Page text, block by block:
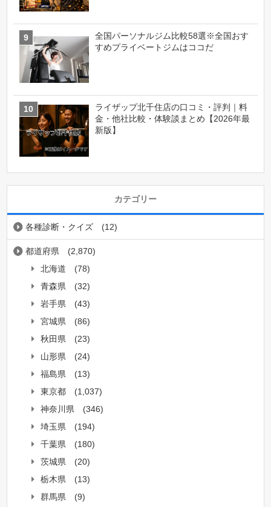
全国パーソナルジム比較58選※全国おす
すめプライベートジムはココだ
ライザップ北千住店の口コミ・評判｜料
金・他社比較・体験談まとめ【2026年最
新版】
カテゴリー
各種診断・クイズ (12)
都道府県
(2,870)
北海道
(78)
青森県
(32)
岩手県
(43)
宮城県
(86)
秋田県
(23)
山形県
(24)
福島県
(13)
東京都
(1,037)
神奈川県
(346)
埼玉県
(194)
千葉県
(180)
茨城県
(20)
栃木県
(13)
群馬県
(9)